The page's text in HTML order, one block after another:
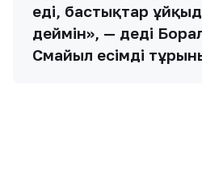
еді, бастықтар
деймін», — деді
Смайыл есімді